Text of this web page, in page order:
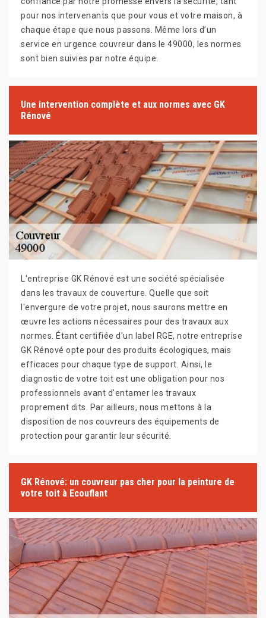
pour nos intervenants que pour vous et votre maison, à
chaque étape que nous passons. Même lors d’un
service en urgence couvreur dans le 49000, les normes
sont bien suivies par notre équipe.
Une intervention complète et aux normes avec GK
Rénové
L'entreprise GK Rénové est une société spécialisée
dans les travaux de couverture. Quelle que soit
l'envergure de votre projet, nous saurons mettre en
œuvre les actions nécessaires pour des travaux aux
normes. Étant certifiée d'un label RGE, notre entreprise
GK Rénové opte pour des produits écologiques, mais
efficaces pour chaque type de support. Ainsi, le
diagnostic de votre toit est une obligation pour nos
professionnels avant d'entamer les travaux
proprement dits. Par ailleurs, nous mettons à la
disposition de nos couvreurs des équipements de
protection pour garantir leur sécurité.
GK Rénové: un couvreur pas cher pour la peinture de
votre toit à Ecouflant